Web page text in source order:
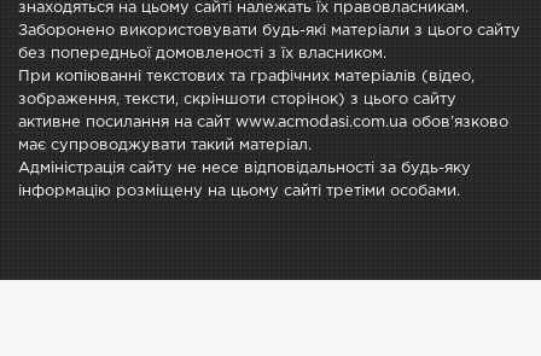
знаходяться на цьому сайті належать їх правовласникам.
Заборонено використовувати будь-які матеріали з цього сайту
без попередньої домовленості з їх власником.
При копіюванні текстових та графічних матеріалів (відео,
зображення, тексти, скріншоти сторінок) з цього сайту
активне посилання на сайт www.acmodasi.com.ua обов'язково
має супроводжувати такий матеріал.
Адміністрація сайту не несе відповідальності за будь-яку
інформацію розміщену на цьому сайті третіми особами.